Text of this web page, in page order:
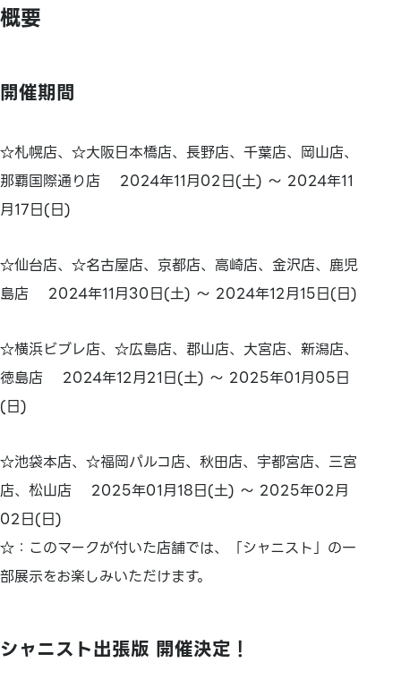
概要
開催期間
☆札幌店、☆大阪日本橋店、長野店、千葉店、岡山店、
那覇国際通り店 2024年11月02日(土) ～ 2024年11
月17日(日)
☆仙台店、☆名古屋店、京都店、高崎店、金沢店、鹿児
島店 2024年11月30日(土) ～ 2024年12月15日(日)
☆横浜ビブレ店、☆広島店、郡山店、大宮店、新潟店、
徳島店 2024年12月21日(土) ～ 2025年01月05日
(日)
☆池袋本店、☆福岡パルコ店、秋田店、宇都宮店、三宮
店、松山店 2025年01月18日(土) ～ 2025年02月
02日(日)
☆：このマークが付いた店舗では、「シャニスト」の一
部展示をお楽しみいただけます。
シャニスト出張版 開催決定！